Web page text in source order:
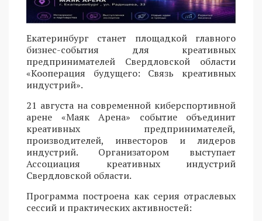
Екатеринбург станет площадкой главного
бизнес-события для креативных
предпринимателей Свердловской области
«Кооперация будущего: Связь креативных
индустрий».
21 августа на современной киберспортивной
арене «Маяк Арена» событие объединит
креативных предпринимателей,
производителей, инвесторов и лидеров
индустрий. Организатором выступает
Ассоциация креативных индустрий
Свердловской области.
Программа построена как серия отраслевых
сессий и практических активностей: